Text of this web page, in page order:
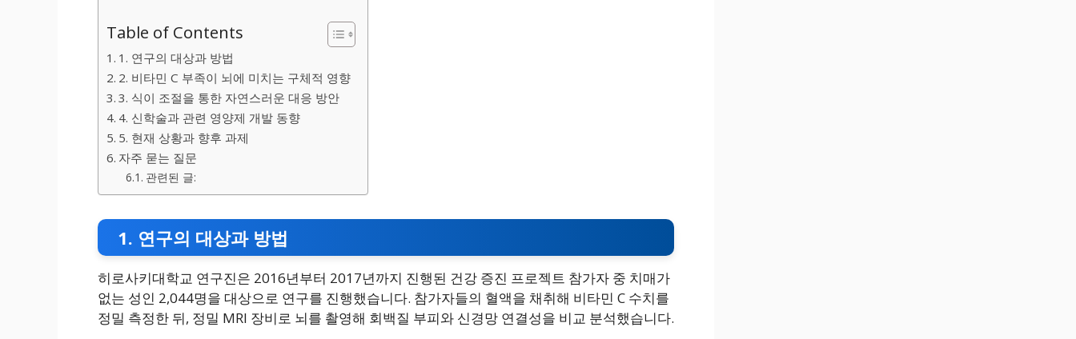
Table of Contents
1. 연구의 대상과 방법
2. 비타민 C 부족이 뇌에 미치는 구체적 영향
3. 식이 조절을 통한 자연스러운 대응 방안
4. 신학술과 관련 영양제 개발 동향
5. 현재 상황과 향후 과제
자주 묻는 질문
관련된 글:
1. 연구의 대상과 방법
히로사키대학교 연구진은 2016년부터 2017년까지 진행된 건강 증진 프로젝트 참가자 중 치매가
없는 성인 2,044명을 대상으로 연구를 진행했습니다. 참가자들의 혈액을 채취해 비타민 C 수치를
정밀 측정한 뒤, 정밀 MRI 장비로 뇌를 촬영해 회백질 부피와 신경망 연결성을 비교 분석했습니다.